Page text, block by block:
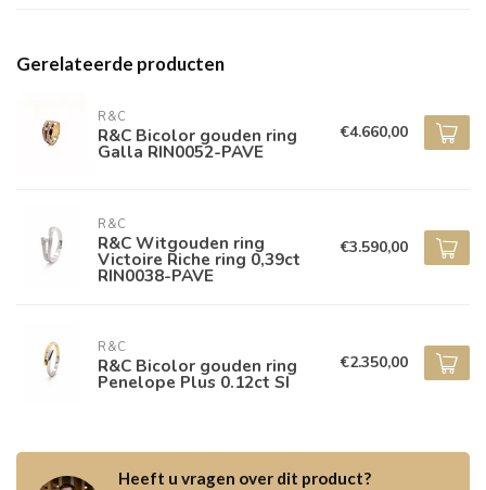
Gerelateerde producten
R&C
R&C Bicolor gouden ring
Galla RIN0052-PAVE
€4.660,00
R&C
R&C Witgouden ring
Victoire Riche ring 0,39ct
RIN0038-PAVE
€3.590,00
R&C
R&C Bicolor gouden ring
Penelope Plus 0.12ct SI
€2.350,00
Heeft u vragen over dit product?